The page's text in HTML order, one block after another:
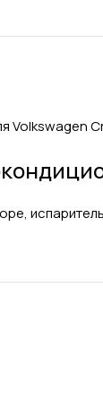
Volkswagen